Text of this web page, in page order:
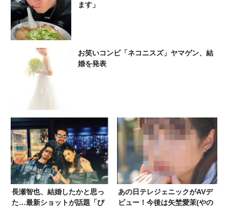
ます」
お笑いコンビ「ネコニスズ」ヤマゲン、結
婚を発表
長瀬智也、結婚したかと思っ
た…最新ショットが話題「び
あの日テレジェニックがAVデ
ビュー！今後は矢埜愛茉(やの